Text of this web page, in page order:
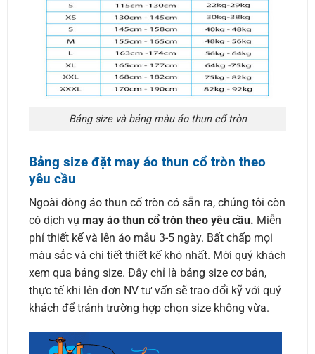
Bảng size và bảng màu áo thun cổ tròn
Bảng size đặt may áo thun cổ tròn theo
yêu cầu
Ngoài dòng áo thun cổ tròn có sẵn ra, chúng tôi còn
có dịch vụ may áo thun cổ tròn theo yêu cầu. Miễn
phí thiết kế và lên áo mẫu 3-5 ngày. Bất chấp mọi
màu sắc và chi tiết thiết kế khó nhất. Mời quý khách
xem qua bảng size. Đây chỉ là bảng size cơ bản,
thực tế khi lên đơn NV tư vấn sẽ trao đổi kỹ với quý
khách để tránh trường hợp chọn size không vừa.